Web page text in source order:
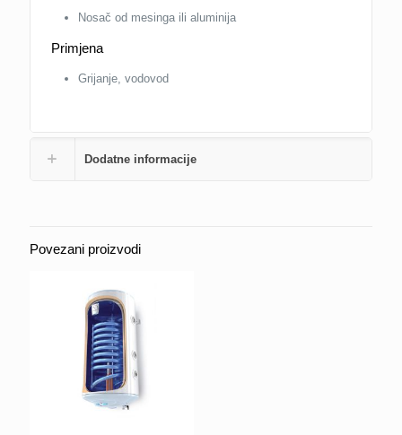
Nosač od mesinga ili aluminija
Primjena
Grijanje, vodovod
Dodatne informacije
Povezani proizvodi